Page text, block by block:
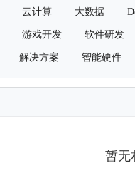
云计算 大数据
游戏开发 软件研发
解决方案 智能硬件
暂无